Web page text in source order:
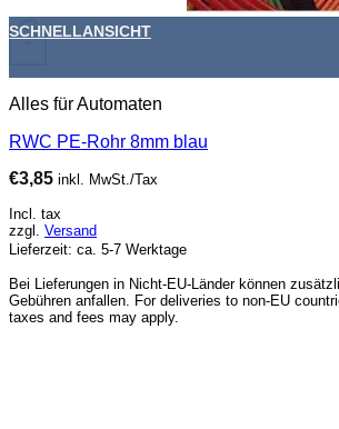
+
SCHNELLANSICHT
Alles für Automaten
RWC PE-Rohr 8mm blau
€3,85 inkl. MwSt./Tax
Incl. tax
zzgl. Versand
Lieferzeit: ca. 5-7 Werktage
Bei Lieferungen in Nicht-EU-Länder können
Gebühren anfallen. For deliveries to non-EU
taxes and fees may apply.